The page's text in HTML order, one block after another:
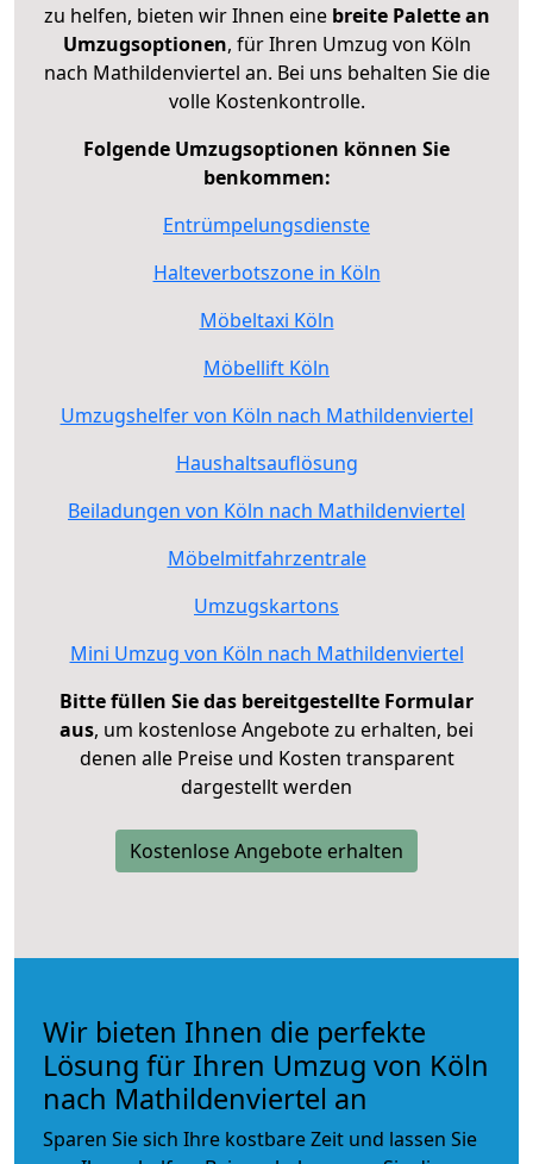
zu helfen, bieten wir Ihnen eine breite Palette an
Umzugsoptionen, für Ihren Umzug von Köln
nach Mathildenviertel an. Bei uns behalten Sie die
volle Kostenkontrolle.
Folgende Umzugsoptionen können Sie
benkommen:
Entrümpelungsdienste
Halteverbotszone in Köln
Möbeltaxi Köln
Möbellift Köln
Umzugshelfer von Köln nach Mathildenviertel
Haushaltsauflösung
Beiladungen von Köln nach Mathildenviertel
Möbelmitfahrzentrale
Umzugskartons
Mini Umzug von Köln nach Mathildenviertel
Bitte füllen Sie das bereitgestellte Formular
aus, um kostenlose Angebote zu erhalten, bei
denen alle Preise und Kosten transparent
dargestellt werden
Kostenlose Angebote erhalten
Wir bieten Ihnen die perfekte
Lösung für Ihren Umzug von Köln
nach Mathildenviertel an
Sparen Sie sich Ihre kostbare Zeit und lassen Sie